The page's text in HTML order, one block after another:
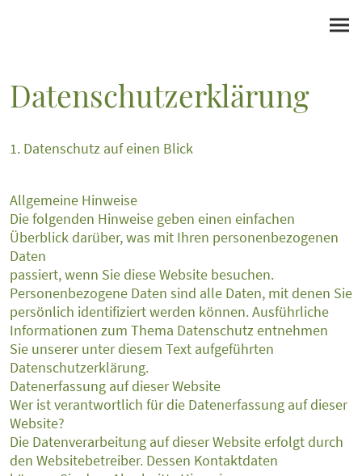
Datenschutzerklärung
1. Datenschutz auf einen Blick
Allgemeine Hinweise
Die folgenden Hinweise geben einen einfachen
Überblick darüber, was mit Ihren personenbezogenen
Daten
passiert, wenn Sie diese Website besuchen.
Personenbezogene Daten sind alle Daten, mit denen Sie
persönlich identifiziert werden können. Ausführliche
Informationen zum Thema Datenschutz entnehmen
Sie unserer unter diesem Text aufgeführten
Datenschutzerklärung.
Datenerfassung auf dieser Website
Wer ist verantwortlich für die Datenerfassung auf dieser
Website?
Die Datenverarbeitung auf dieser Website erfolgt durch
den Websitebetreiber. Dessen Kontaktdaten